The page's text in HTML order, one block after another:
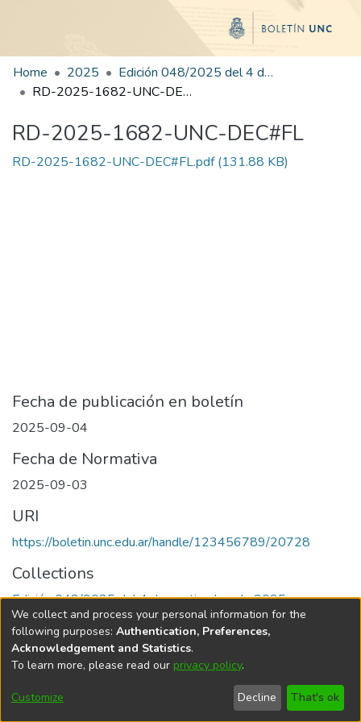
Home 2025
Edición 048/2025 del 4 de septiembre de 2025
RD-2025-1682-UNC-DEC#FL
RD-2025-1682-UNC-DEC#FL
RD-2025-1682-UNC-DEC#FL.pdf(131.88 KB)
Fecha de publicación en boletín
2025-09-04
Fecha de Normativa
2025-09-03
URI
https://boletin.unc.edu.ar/handle/123456789/20728
Collections
Edición 048/2025 del 4 de septiembre de 2025
Universidad Nacional de Córdoba
We collect and process your personal information for the
following purposes: Authentication, Preferences,
Acknowledgement and Statistics.
To learn more, please read our privacy policy.
Customize Decline That's ok